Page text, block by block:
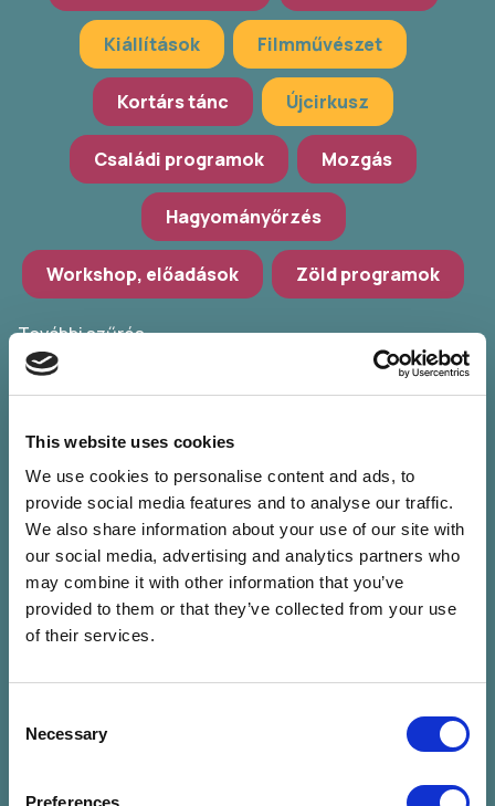
This website uses cookies
We use cookies to personalise content and ads, to
provide social media features and to analyse our traffic.
We also share information about your use of our site with
our social media, advertising and analytics partners who
may combine it with other information that you’ve
provided to them or that they’ve collected from your use
of their services.
Selection
Necessary
Preferences
Kiállítások Filmművészet
Kortárs tánc Újcirkusz
Családi programok Mozgás
Hagyományőrzés
Workshop, előadások Zöld programok
További szűrés
Válassz települést
POKET Zsebkönyvek Udvara
Válassz időpontot
Szűrők törlése